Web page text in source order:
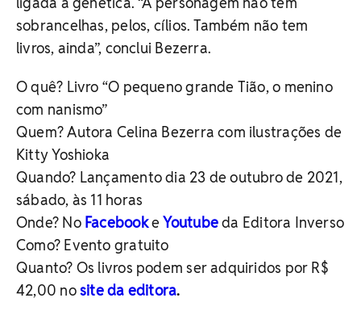
sobrancelhas, pelos, cílios. Também não tem
livros, ainda”, conclui Bezerra.
O quê? Livro “O pequeno grande Tião, o menino
com nanismo”
Quem? Autora Celina Bezerra com ilustrações de
Kitty Yoshioka
Quando? Lançamento dia 23 de outubro de 2021,
sábado, às 11 horas
Onde? No FacebookeYoutubeda Editora Inverso
Como? Evento gratuito
Quanto? Os livros podem ser adquiridos por R$
42,00 nosite da editora.